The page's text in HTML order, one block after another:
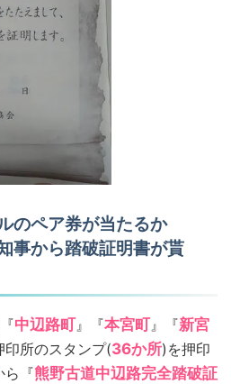
のペア券が当たるか
事から踏破証明書が貰
中辺路町』『本宮町』『新宮
印所のスタンプ(36か所)を押印
ら『熊野古道中辺路完全踏破証